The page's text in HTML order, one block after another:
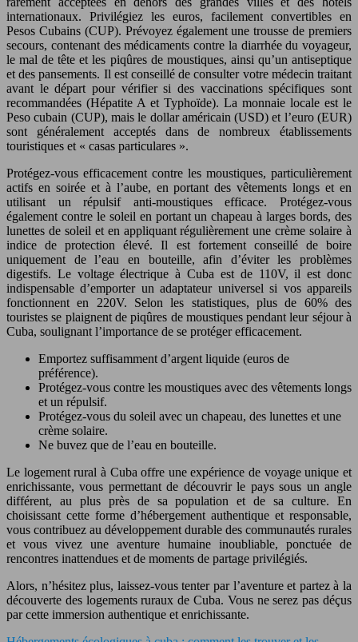
internationaux. Privilégiez les euros, facilement convertibles en
Pesos Cubains (CUP). Prévoyez également une trousse de premiers
secours, contenant des médicaments contre la diarrhée du voyageur,
le mal de tête et les piqûres de moustiques, ainsi qu’un antiseptique
et des pansements. Il est conseillé de consulter votre médecin traitant
avant le départ pour vérifier si des vaccinations spécifiques sont
recommandées (Hépatite A et Typhoïde). La monnaie locale est le
Peso cubain (CUP), mais le dollar américain (USD) et l’euro (EUR)
sont généralement acceptés dans de nombreux établissements
touristiques et « casas particulares ».
Protégez-vous efficacement contre les moustiques, particulièrement
actifs en soirée et à l’aube, en portant des vêtements longs et en
utilisant un répulsif anti-moustiques efficace. Protégez-vous
également contre le soleil en portant un chapeau à larges bords, des
lunettes de soleil et en appliquant régulièrement une crème solaire à
indice de protection élevé. Il est fortement conseillé de boire
uniquement de l’eau en bouteille, afin d’éviter les problèmes
digestifs. Le voltage électrique à Cuba est de 110V, il est donc
indispensable d’emporter un adaptateur universel si vos appareils
fonctionnent en 220V. Selon les statistiques, plus de 60% des
touristes se plaignent de piqûres de moustiques pendant leur séjour à
Cuba, soulignant l’importance de se protéger efficacement.
Emportez suffisamment d’argent liquide (euros de
préférence).
Protégez-vous contre les moustiques avec des vêtements longs
et un répulsif.
Protégez-vous du soleil avec un chapeau, des lunettes et une
crème solaire.
Ne buvez que de l’eau en bouteille.
Le logement rural à Cuba offre une expérience de voyage unique et
enrichissante, vous permettant de découvrir le pays sous un angle
différent, au plus près de sa population et de sa culture. En
choisissant cette forme d’hébergement authentique et responsable,
vous contribuez au développement durable des communautés rurales
et vous vivez une aventure humaine inoubliable, ponctuée de
rencontres inattendues et de moments de partage privilégiés.
Alors, n’hésitez plus, laissez-vous tenter par l’aventure et partez à la
découverte des logements ruraux de Cuba. Vous ne serez pas déçus
par cette immersion authentique et enrichissante.